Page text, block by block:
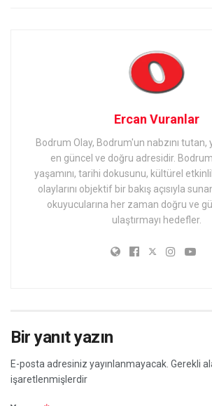
Ercan Vuranlar
Bodrum Olay, Bodrum'un nabzını
en güncel ve doğru adresidir.
yaşamını, tarihi dokusunu, kültürel
olaylarını objektif bir bakış açısıyla
okuyucularına her zaman doğru ve
ulaştırmayı hedefler.
Bir yanıt yazın
E-posta adresiniz yayınlanmayacak. Gerekli
işaretlenmişlerdir